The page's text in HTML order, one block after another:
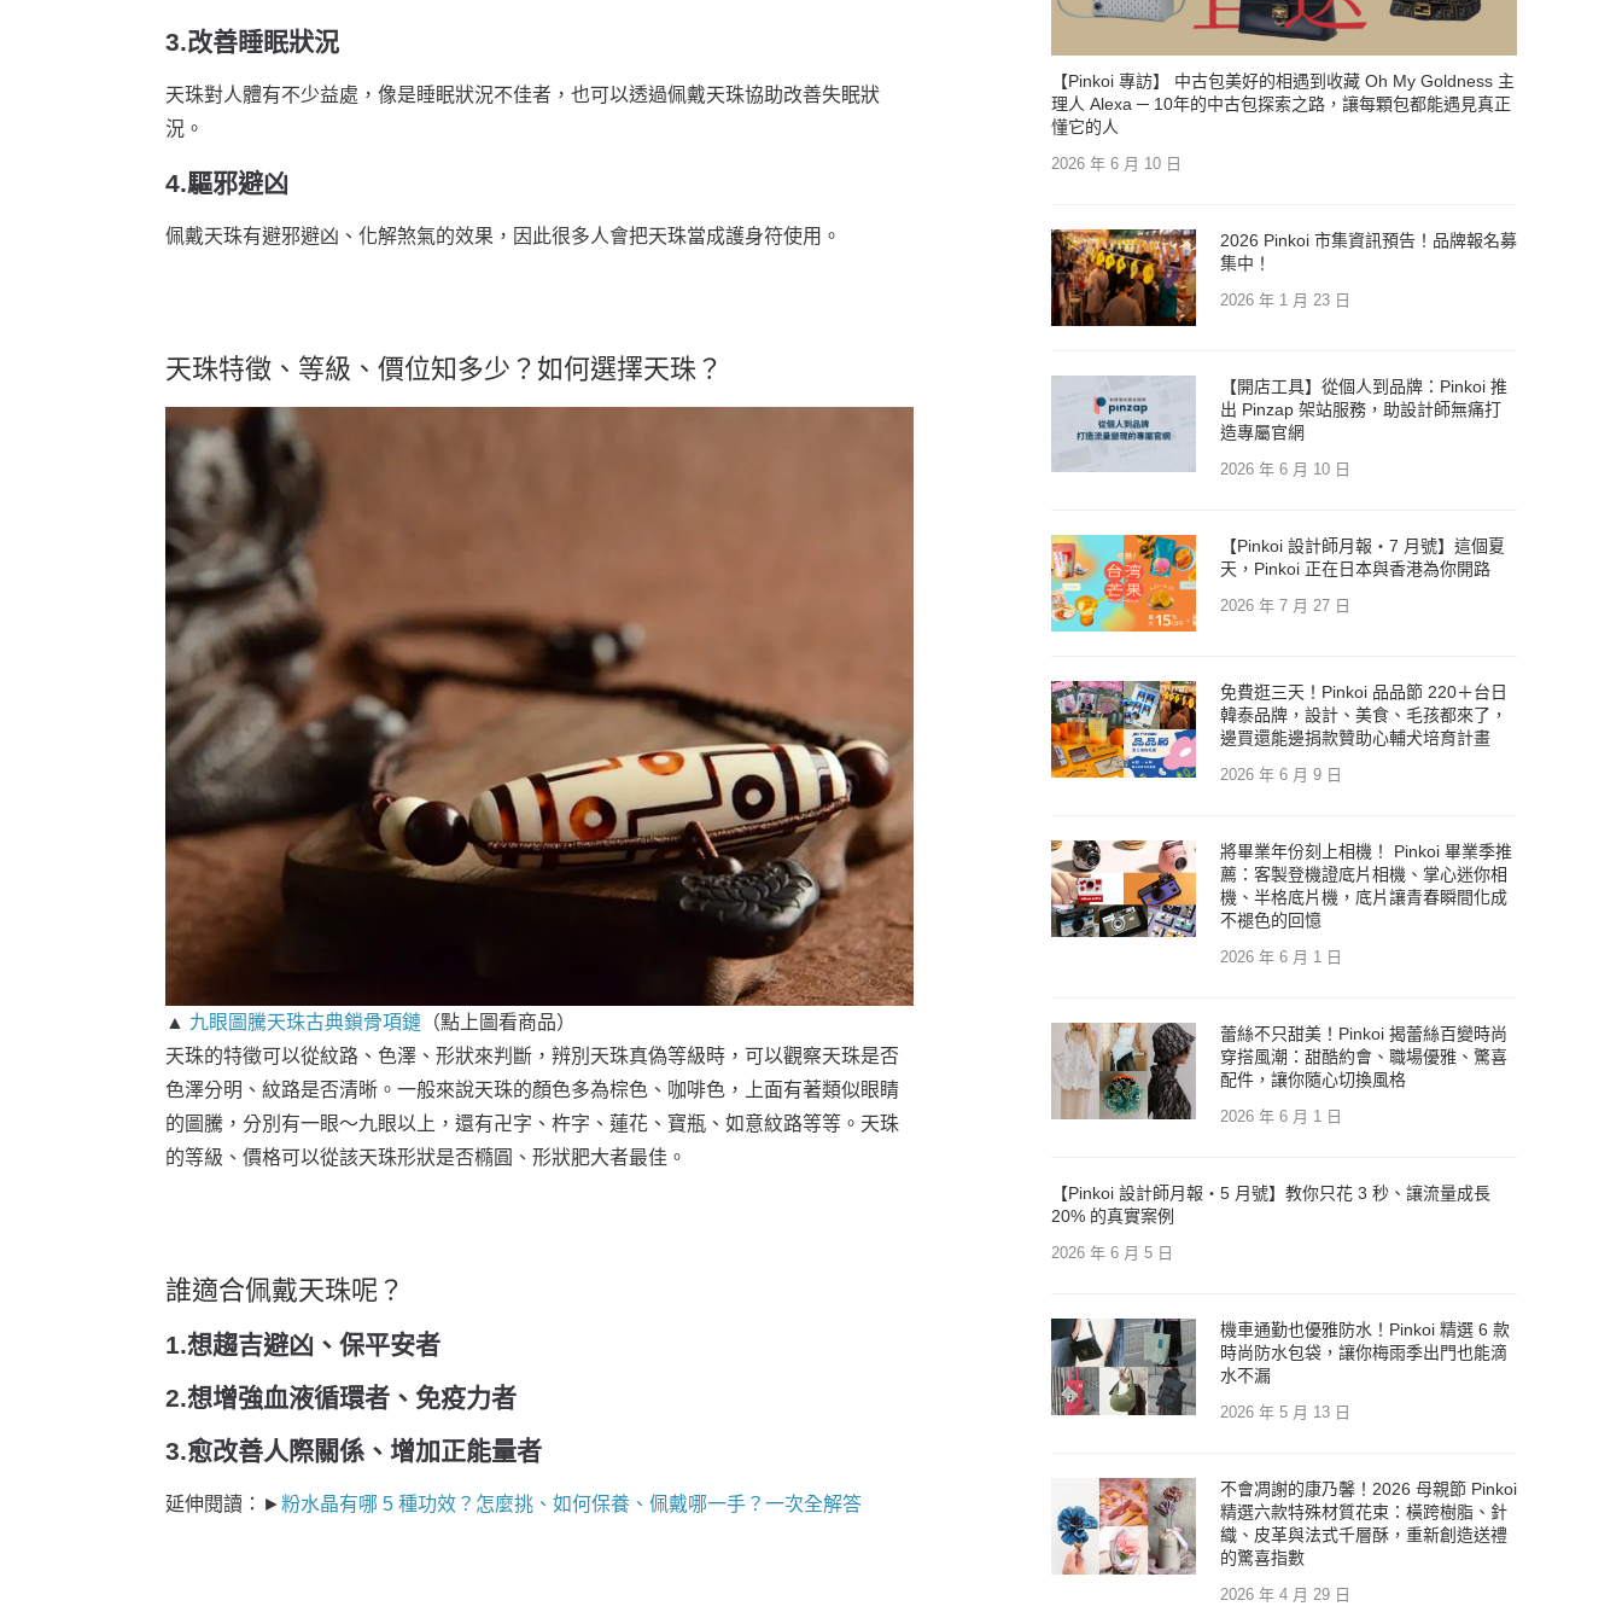
3.改善睡眠狀況
天珠對人體有不少益處，像是睡眠狀況不佳者，也可以透過佩戴天珠協助改善失眠狀
況。
4.驅邪避凶
佩戴天珠有避邪避凶、化解煞氣的效果，因此很多人會把天珠當成護身符使用。
天珠特徵、等級、價位知多少？如何選擇天珠？
▲ 九眼圖騰天珠古典鎖骨項鏈 （點上圖看商品）
天珠的特徵可以從紋路、色澤、形狀來判斷，辨別天珠真偽等級時，可以觀察天珠是否
色澤分明、紋路是否清晰。一般來說天珠的顏色多為棕色、咖啡色，上面有著類似眼睛
的圖騰，分別有一眼～九眼以上，還有卍字、杵字、蓮花、寶瓶、如意紋路等等。天珠
的等級、價格可以從該天珠形狀是否橢圓、形狀肥大者最佳。
誰適合佩戴天珠呢？
1.想趨吉避凶、保平安者
2.想增強血液循環者、免疫力者
3.愈改善人際關係、增加正能量者
延伸閱讀：►粉水晶有哪 5 種功效？怎麼挑、如何保養、佩戴哪一手？一次全解答
【Pinkoi 專訪】 中古包美好的相遇到收藏 Oh My Goldness 主
理人 Alexa ─ 10年的中古包探索之路，讓每顆包都能遇見真正
懂它的人
2026 年 6 月 10 日
2026 Pinkoi 市集資訊預告！品牌報名募
集中！
2026 年 1 月 23 日
【開店工具】從個人到品牌：Pinkoi 推
出 Pinzap 架站服務，助設計師無痛打
造專屬官網
2026 年 6 月 10 日
【Pinkoi 設計師月報・7 月號】這個夏
天，Pinkoi 正在日本與香港為你開路
2026 年 7 月 27 日
免費逛三天！Pinkoi 品品節 220＋台日
韓泰品牌，設計、美食、毛孩都來了，
邊買還能邊捐款贊助心輔犬培育計畫
2026 年 6 月 9 日
將畢業年份刻上相機！ Pinkoi 畢業季推
薦：客製登機證底片相機、掌心迷你相
機、半格底片機，底片讓青春瞬間化成
不褪色的回憶
2026 年 6 月 1 日
蕾絲不只甜美！Pinkoi 揭蕾絲百變時尚
穿搭風潮：甜酷約會、職場優雅、驚喜
配件，讓你隨心切換風格
2026 年 6 月 1 日
【Pinkoi 設計師月報・5 月號】教你只花 3 秒、讓流量成長
20% 的真實案例
2026 年 6 月 5 日
機車通勤也優雅防水！Pinkoi 精選 6 款
時尚防水包袋，讓你梅雨季出門也能滴
水不漏
2026 年 5 月 13 日
不會凋謝的康乃馨！2026 母親節 Pinkoi
精選六款特殊材質花束：橫跨樹脂、針
織、皮革與法式千層酥，重新創造送禮
的驚喜指數
2026 年 4 月 29 日